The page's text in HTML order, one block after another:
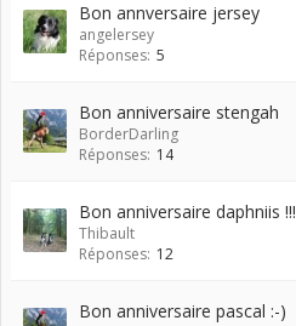
Bon annversaire jersey
angelersey
Réponses: 5
Bon anniversaire stengah
BorderDarling
Réponses: 14
Bon anniversaire daphniis !!!
Thibault
Réponses: 12
Bon anniversaire pascal :-)